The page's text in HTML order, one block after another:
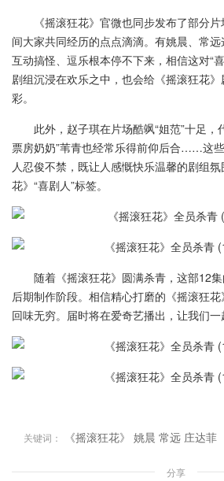
《摇滚狂花》官微也同步发布了部分片
间大家共同经历的点点滴滴。有姚晨、常远
互动搞怪、逗乐根本停不下来，相信这对“
剧组沉浸在欢乐之中，也会给《摇滚狂花
彩。
此外，赵子琪在片场酷飒“姐范”十足，
票房奶奶”苇青也经常乐得前仰后合……这
人忍俊不禁，既让人感慨快乐温馨的剧组
花》“喜剧人”标签。
随着《摇滚狂花》圆满杀青，这部12集
后期制作阶段。相信精心打磨的《摇滚狂花
回味无穷。届时将在爱奇艺播出，让我们一
关键词： 《摇滚狂花》 姚晨 常远 庄达菲
分享